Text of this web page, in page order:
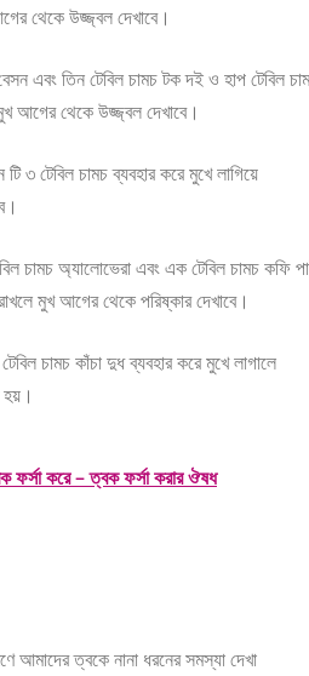
থেকে উজ্জ্বল দেখাবে।
এবং তিন টেবিল চামচ টক দই ও হাপ টেবিল
আগের থেকে উজ্জ্বল দেখাবে।
৩ টেবিল চামচ ব্যবহার করে মুখে লাগিয়ে
চামচ অ্যালোভেরা এবং এক টেবিল চামচ কফি
মুখ আগের থেকে পরিষ্কার দেখাবে।
চামচ কাঁচা দুধ ব্যবহার করে মুখে লাগালে
ফর্সা করে – ত্বক ফর্সা করার ঔষধ
আমাদের ত্বকে নানা ধরনের সমস্যা দেখা